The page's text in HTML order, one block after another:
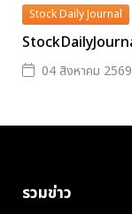
Stock Daily Journal
04 สิงหาคม 2569
รวมข่าว